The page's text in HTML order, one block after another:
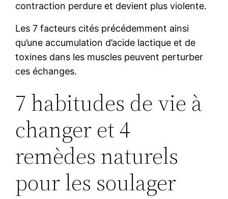
contraction perdure et devient plus violente.
Les 7 facteurs cités précédemment ainsi
qu’une accumulation d’acide lactique et de
toxines dans les muscles peuvent perturber
ces échanges.
7 habitudes de vie à
changer et 4
remèdes naturels
pour les soulager